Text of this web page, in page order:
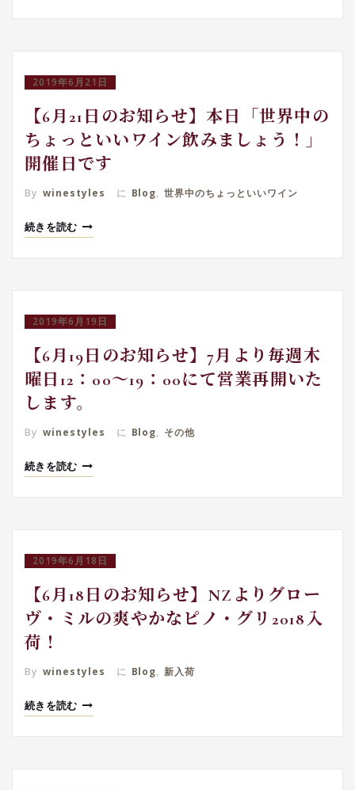
2019年6月21日
【6月21日のお知らせ】本日「世界中の
ちょっといいワイン飲みましょう！」
開催日です
By winestyles に Blog, 世界中のちょっといいワイン
続きを読む
2019年6月19日
【6月19日のお知らせ】7月より毎週木
曜日12：00～19：00にて営業再開いた
します。
By winestyles に Blog, その他
続きを読む
2019年6月18日
【6月18日のお知らせ】NZよりグロー
ヴ・ミルの爽やかなピノ・グリ2018入
荷！
By winestyles に Blog, 新入荷
続きを読む